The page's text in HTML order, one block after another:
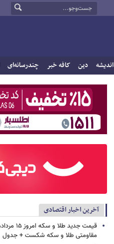
اندیشه دین کافه خبر چندرسانه‌ای
آخرین اخبار اقتصادی
مقاومتی طلا و سکه شکست + جدول